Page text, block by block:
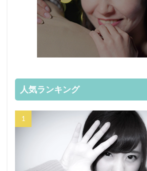
人気ランキング